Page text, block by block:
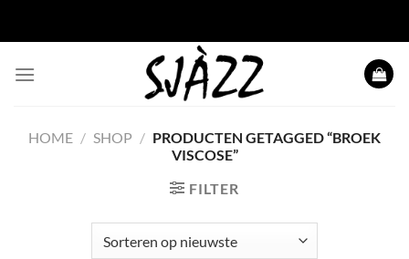
HOME / SHOP / PRODUCTEN GETAGGED “BROEK
VISCOSE”
FILTER